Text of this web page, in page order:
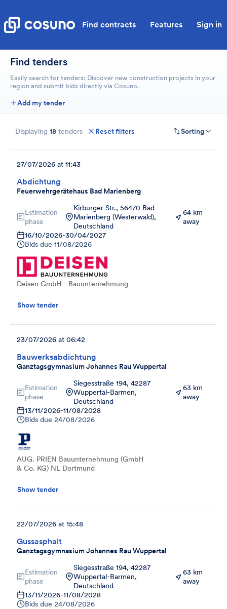
Find contracts Features Sign in
Find tenders
Easily search for tenders: Discover new construction projects in your
region and submit bids directly via Cosuno.
Add my tender
Displaying 18 tenders Reset filters Sorting
Abdichtung
Feuerwehrgerätehaus Bad Marienberg
27/07/2026 at 11:43
Estimation
phase
Kirburger Str., 56470 Bad
Marienberg (Westerwald),
Deutschland
64 km
away
16/10/2026-30/04/2027
Bids due 11/08/2026
Deisen GmbH - Bauunternehmung
Show tender
Bauwerksabdichtung
Ganztagsgymnasium Johannes Rau Wuppertal
23/07/2026 at 06:42
Estimation
phase
Siegesstraße 194, 42287
Wuppertal-Barmen,
Deutschland
63 km
away
13/11/2026-11/08/2028
Bids due 24/08/2026
AUG. PRIEN Bauunternehmung (GmbH
& Co. KG) NL Dortmund
Show tender
Gussasphalt
Ganztagsgymnasium Johannes Rau Wuppertal
22/07/2026 at 15:48
Estimation
phase
Siegesstraße 194, 42287
Wuppertal-Barmen,
Deutschland
63 km
away
13/11/2026-11/08/2028
Bids due 24/08/2026